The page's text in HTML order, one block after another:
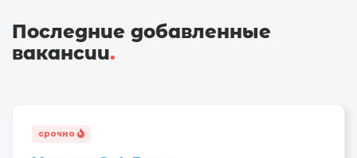
Последние добавленные
вакансии.
срочно